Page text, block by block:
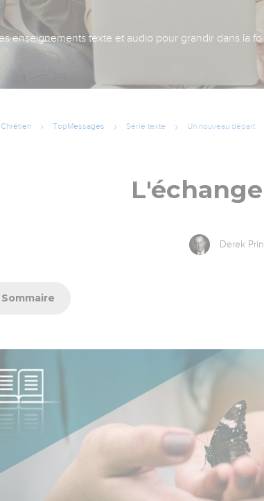
enseignements texte et audio pour grandir dans la
TopMessages Série texte Un nouveau départ
Derek